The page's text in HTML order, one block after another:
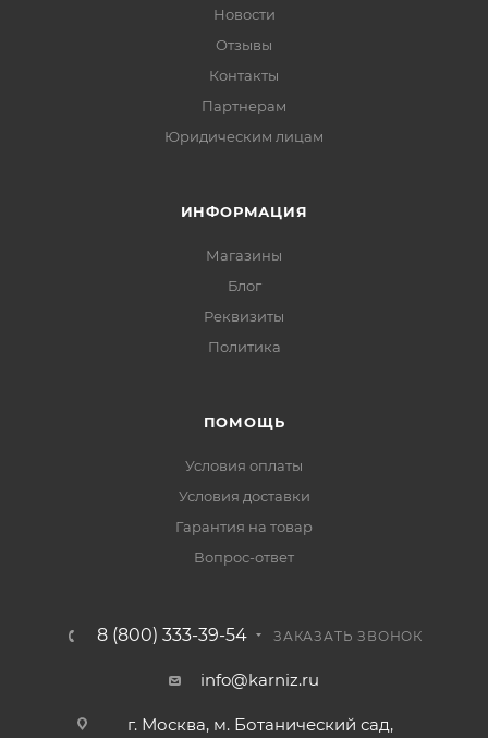
Новости
Отзывы
Контакты
Партнерам
Юридическим лицам
ИНФОРМАЦИЯ
Магазины
Блог
Реквизиты
Политика
ПОМОЩЬ
Условия оплаты
Условия доставки
Гарантия на товар
Вопрос-ответ
8 (800) 333-39-54 ЗАКАЗАТЬ ЗВОНОК
info@karniz.ru
г. Москва, м. Ботанический сад,